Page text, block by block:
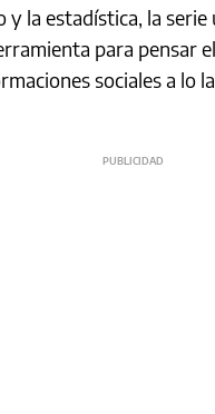
y la estadística, la
para pensar
sociales a lo